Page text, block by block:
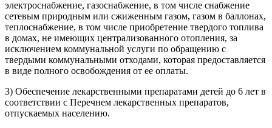
электроснабжение, газоснабжение, в том числе снабжение
сетевым природным или сжиженным газом, газом в баллонах,
теплоснабжение, в том числе приобретение твердого топлива
в домах, не имеющих централизованного отопления, за
исключением коммунальной услуги по обращению с
твердыми коммунальными отходами, которая предоставляется
в виде полного освобождения от ее оплаты.
3) Обеспечение лекарственными препаратами детей до 6 лет в
соответствии с Перечнем лекарственных препаратов,
отпускаемых населению.